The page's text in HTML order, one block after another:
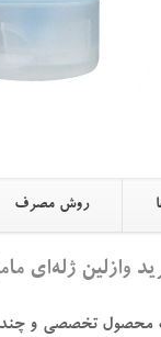
روش مصرف
وازلین ژله‌ای
محصول تخصصی و